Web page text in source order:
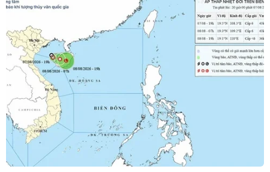
Hà Nội: Người dân đã có thể sử dụng
GrabFood, GrabMart và GrabExpress
17/09/2021 02:21
Ba ứng dụng dịch vụ của Grab sẽ hoạt động trở lại tại
địa bàn các quận, huyện, thị xã ở thành phố Hà Nội
chưa ghi nhận ca nhiễm trong cộng đồng.